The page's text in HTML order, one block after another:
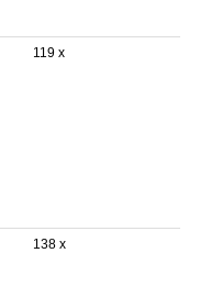
119 x
138 x